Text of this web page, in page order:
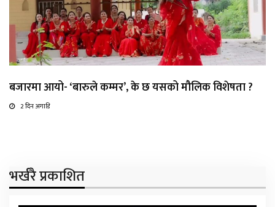
बजारमा आयो- ‘बारुले कम्मर’, के छ यसको मौलिक विशेषता ?
2 दिन अगाडि
भर्खरै प्रकाशित